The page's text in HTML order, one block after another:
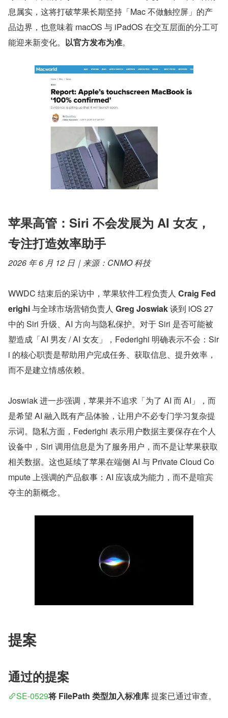
息属实，这将打破苹果长期坚持「Mac 不做触控屏」的产
品边界，也意味着 macOS 与 iPadOS 在交互层面的分工可
能迎来新变化。 以官方发布为准。
苹果高管：Siri 不会发展为 AI 女友，
专注打造效率助手
2026 年 6 月 12 日｜来源：CNMO 科技
WWDC 结束后的采访中，苹果软件工程负责人 Craig Fed
erighi 与全球市场营销负责人 Greg Joswiak 谈到 iOS 27
中的 Siri 升级、AI 方向与隐私保护。对于 Siri 是否可能被
塑造成「AI 男友 / AI 女友」，Federighi 明确表示不会：Sir
i 的核心职责是帮助用户完成任务、获取信息、提升效率，
而不是建立情感依赖。
Joswiak 进一步强调，苹果并不追求「为了 AI 而 AI」，而
是希望 AI 融入既有产品体验，让用户不必专门学习复杂提
示词。隐私方面，Federighi 表示用户数据主要保存在个人
设备中，Siri 调用信息是为了服务用户，而不是让苹果获取
相关数据。这也延续了苹果在端侧 AI 与 Private Cloud Co
mpute 上强调的产品叙事：AI 应该成为能力，而不是喧宾
夺主的新概念。
提案
通过的提案
SE-0529将 FilePath 类型加入标准库 提案已通过审查。